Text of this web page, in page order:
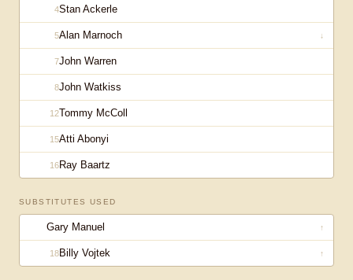
4Stan Ackerle
5Alan Marnoch ↓
7John Warren
8John Watkiss
12Tommy McColl
15Atti Abonyi
16Ray Baartz
SUBSTITUTES USED
Gary Manuel ↑
18Billy Vojtek ↑